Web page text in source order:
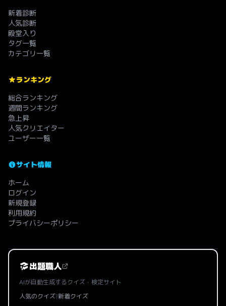
新着診断
人気診断
殿堂入り
タグ一覧
カテゴリ一覧
ランキング
総合ランキング
週間ランキング
急上昇
人気クリエイター
ユーザー一覧
サイト情報
ホーム
ログイン
新規登録
利用規約
プライバシーポリシー
出題職人
AIが自動生成するクイズ・検定サイト
人気のクイズ|新着クイズ